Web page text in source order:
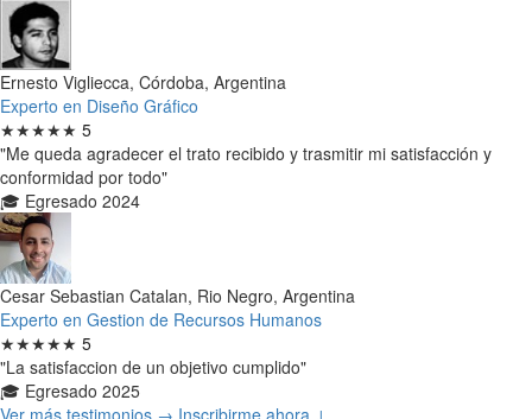
Ernesto Vigliecca, Córdoba, Argentina
Experto en Diseño Gráfico
★★★★★ 5
"Me queda agradecer el trato recibido y trasmitir mi satisfacción y
conformidad por todo"
🎓 Egresado 2024
Cesar Sebastian Catalan, Rio Negro, Argentina
Experto en Gestion de Recursos Humanos
★★★★★ 5
"La satisfaccion de un objetivo cumplido"
🎓 Egresado 2025
Ver más testimonios → Inscribirme ahora ↓